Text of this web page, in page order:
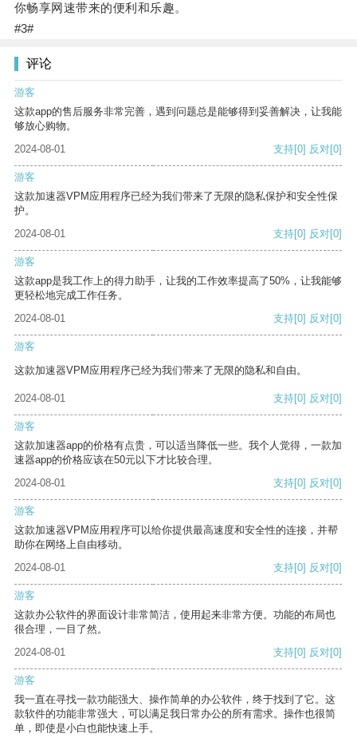
你畅享网速带来的便利和乐趣。
#3#
评论
游客
这款app的售后服务非常完善，遇到问题总是能够得到妥善解决，让我能
够放心购物。
2024-08-01
支持[0] 反对[0]
游客
这款加速器VPM应用程序已经为我们带来了无限的隐私保护和安全性保
护。
2024-08-01
支持[0] 反对[0]
游客
这款app是我工作上的得力助手，让我的工作效率提高了50%，让我能够
更轻松地完成工作任务。
2024-08-01
支持[0] 反对[0]
游客
这款加速器VPM应用程序已经为我们带来了无限的隐私和自由。
2024-08-01 支持[0] 反对[0]
游客
这款加速器app的价格有点贵，可以适当降低一些。我个人觉得，一款加
速器app的价格应该在50元以下才比较合理。
2024-08-01
支持[0] 反对[0]
游客
这款加速器VPM应用程序可以给你提供最高速度和安全性的连接，并帮
助你在网络上自由移动。
2024-08-01
支持[0] 反对[0]
游客
这款办公软件的界面设计非常简洁，使用起来非常方便。功能的布局也
很合理，一目了然。
2024-08-01
支持[0] 反对[0]
游客
我一直在寻找一款功能强大、操作简单的办公软件，终于找到了它。这
款软件的功能非常强大，可以满足我日常办公的所有需求。操作也很简
单，即使是小白也能快速上手。